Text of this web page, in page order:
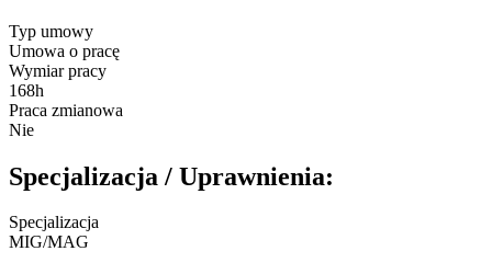
Typ umowy
Umowa o pracę
Wymiar pracy
168h
Praca zmianowa
Nie
Specjalizacja / Uprawnienia:
Specjalizacja
MIG/MAG